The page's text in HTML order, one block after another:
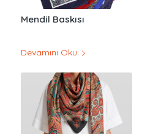
Mendil Baskısı
Devamını Oku